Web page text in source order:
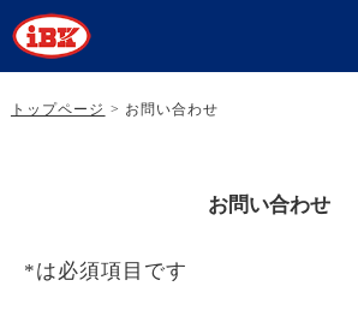
トップページ > お問い合わせ
お問い合わせ
*は必須項目です